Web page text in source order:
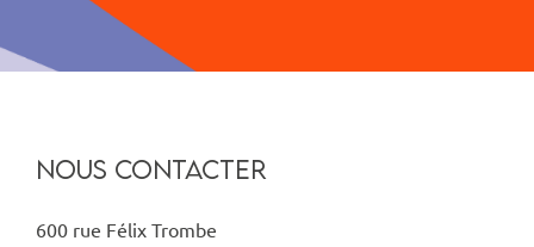
NOUS CONTACTER
600 rue Félix Trombe